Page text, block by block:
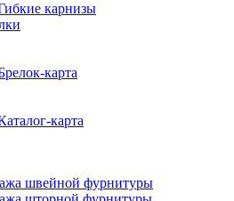
карнизы
карта
карта
швейной фурнитуры